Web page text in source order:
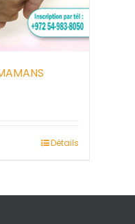
Détails